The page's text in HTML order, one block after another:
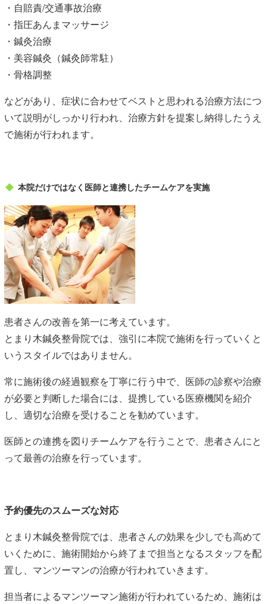
・自賠責/交通事故治療
・指圧あんまマッサージ
・鍼灸治療
・美容鍼灸（鍼灸師常駐）
・骨格調整
などがあり、症状に合わせてベストと思われる治療方法につ
いて説明がしっかり行われ、治療方針を提案し納得したうえ
で施術が行われます。
本院だけではなく医師と連携したチームケアを実施
患者さんの改善を第一に考えています。
とまり木鍼灸整骨院では、強引に本院で施術を行っていくと
いうスタイルではありません。
常に施術後の経過観察を丁寧に行う中で、医師の診察や治療
が必要と判断した場合には、提携している医療機関を紹介
し、適切な治療を受けることを勧めています。
医師との連携を図りチームケアを行うことで、患者さんにと
って最善の治療を行っています。
予約優先のスムーズな対応
とまり木鍼灸整骨院では、患者さんの効果を少しでも高めて
いくために、施術開始から終了まで担当となるスタッフを配
置し、マンツーマンの治療が行われていきます。
担当者によるマンツーマン施術が行われているため、施術は